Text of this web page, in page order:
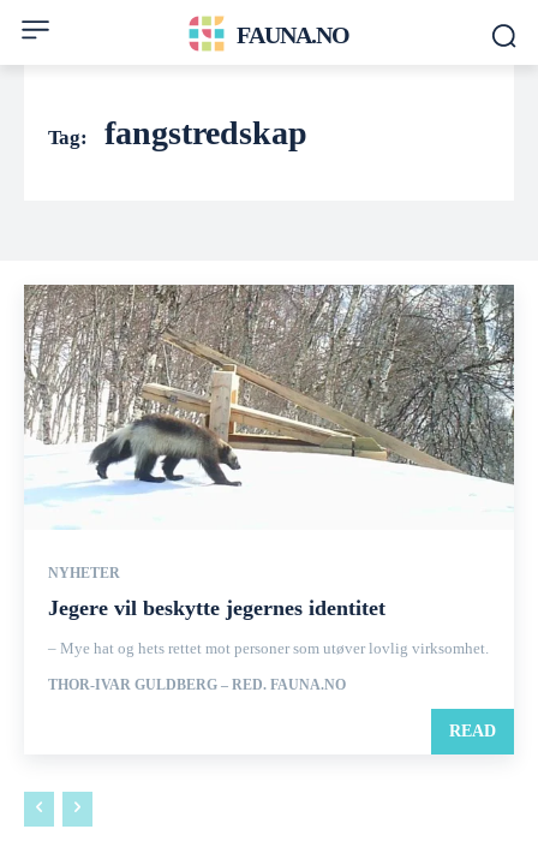
FAUNA.NO
Tag: fangstredskap
NYHETER
Jegere vil beskytte jegernes identitet
– Mye hat og hets rettet mot personer som utøver lovlig virksomhet.
THOR-IVAR GULDBERG – RED. FAUNA.NO
READ